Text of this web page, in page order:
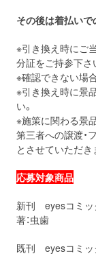
その後は着払い
※引き換え時にご
分証をご持参下さ
※確認できない場
※引き換え時に景
い。
※施策に関わる景品
第三者への譲渡・
とさせていただき
応募対象商品
新刊 eyesコミッ
著：虫歯
既刊 eyesコミッ